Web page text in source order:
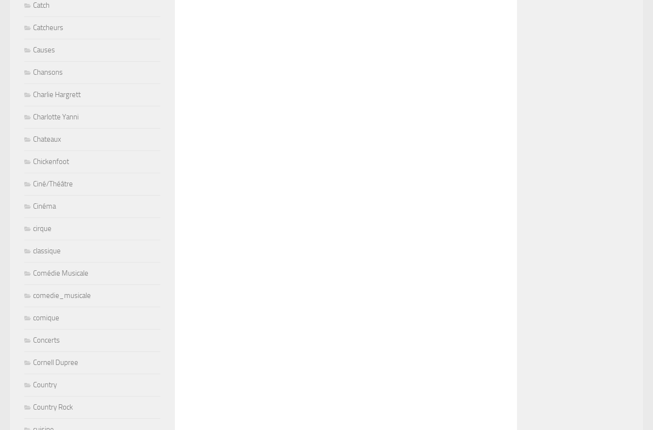
Catch
Catcheurs
Causes
Chansons
Charlie Hargrett
Charlotte Yanni
Chateaux
Chickenfoot
Ciné/Théâtre
Cinéma
cirque
classique
Comédie Musicale
comedie_musicale
comique
Concerts
Cornell Dupree
Country
Country Rock